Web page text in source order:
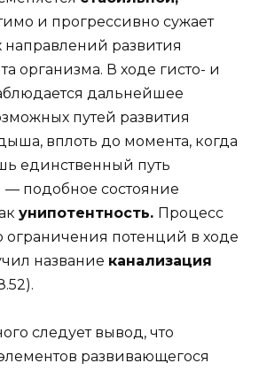
и прогрессивно сужает
развития
организма. В ходе гисто- и
дальнейшее
путей развития
вплоть до момента, когда
единственный путь
подобное состояние
унипотентность. Процесс
ограничения потенций в ходе
название канализация
следует вывод, что
развивающегося